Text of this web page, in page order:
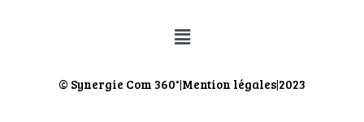
© Synergie Com 360° Mention légales 2023